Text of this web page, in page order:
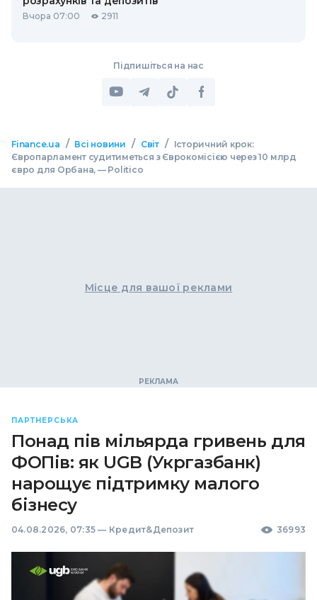
Вчора 07:00 2911
Підпишіться на нас
Finance.ua / Всі новини / Світ /
Історичний крок:
Європарламент судитиметься з Єврокомісією через 10 млрд
євро для Орбана, — Politico
Місце для вашої реклами
ПАРТНЕРСЬКА
Понад пів мільярда гривень для
ФОПів: як UGB (Укргазбанк)
нарощує підтримку малого
бізнесу
04.08.2026, 07:35 — Кредит&Депозит 36993